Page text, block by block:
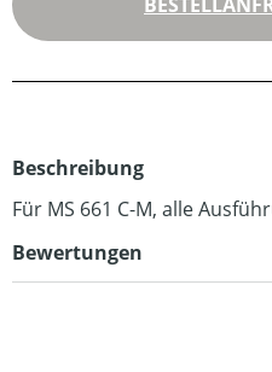
Beschreibung
Für MS 661 C-M, alle
Bewertungen